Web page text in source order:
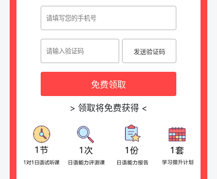
发送验证码
免费领取
> 领取将免费获得 <